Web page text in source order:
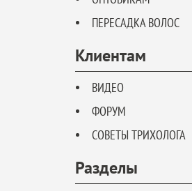
ПЕРЕСАДКА ВОЛОС
Клиентам
ВИДЕО
ФОРУМ
СОВЕТЫ ТРИХОЛОГА
Разделы